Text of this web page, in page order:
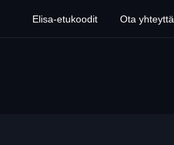
Elisa-etukoodit Ota yhteyttä